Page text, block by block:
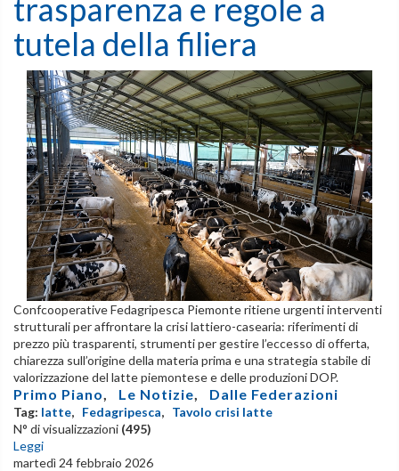
trasparenza e regole a
tutela della filiera
Confcooperative Fedagripesca Piemonte ritiene urgenti interventi
strutturali per affrontare la crisi lattiero-casearia: riferimenti di
prezzo più trasparenti, strumenti per gestire l’eccesso di offerta,
chiarezza sull’origine della materia prima e una strategia stabile di
valorizzazione del latte piemontese e delle produzioni DOP.
Primo Piano, Le Notizie, Dalle Federazioni
Tag: latte, Fedagripesca, Tavolo crisi latte
N° di visualizzazioni (495)
Leggi
martedì 24 febbraio 2026